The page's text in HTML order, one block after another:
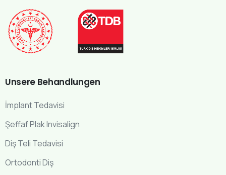
Unsere Behandlungen
İmplant Tedavisi
Şeffaf Plak Invisalign
Diş Teli Tedavisi
Ortodonti Diş